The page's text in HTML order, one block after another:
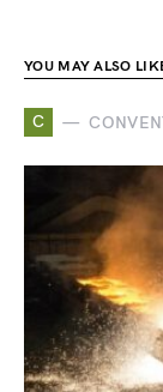
YOU MAY ALSO
C